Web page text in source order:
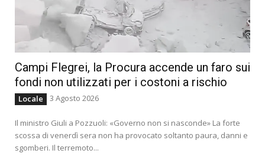
Campi Flegrei, la Procura accende un faro sui
fondi non utilizzati per i costoni a rischio
Locale 3 Agosto 2026
Il ministro Giuli a Pozzuoli: «Governo non si nasconde» La forte
scossa di venerdì sera non ha provocato soltanto paura, danni e
sgomberi. Il terremoto...